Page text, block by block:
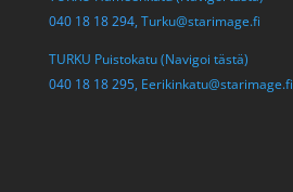
040 18 18 294, Turku@starimage.fi
TURKU Puistokatu (Navigoi tästä)
040 18 18 295, Eerikinkatu@starimage.fi